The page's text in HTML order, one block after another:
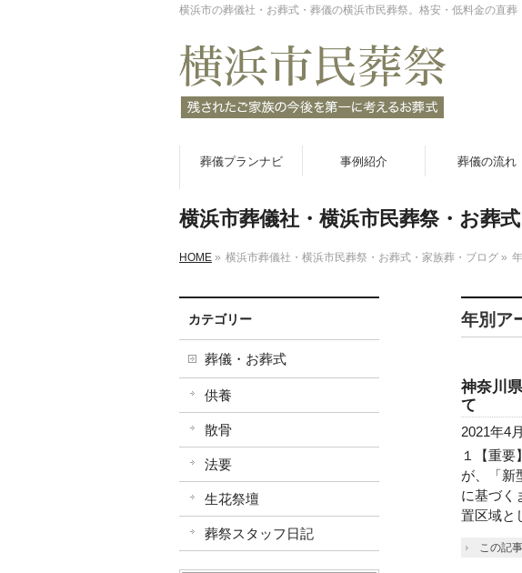
横浜市の葬儀社・お葬式・葬儀の横浜市民葬祭。格安・低料金の直
葬儀プランナビ 事例紹介 葬儀の流れ
横浜市葬儀社・横浜市民葬祭・お葬
HOME » 横浜市葬儀社・横浜市民葬祭・お葬式・家族葬・ブログ »
年別ア
神奈川
て
2021年4
１【重
が、「新
に基づく
置区域と
この記
カテゴリー
葬儀・お葬式
供養
散骨
法要
生花祭壇
葬祭スタッフ日記